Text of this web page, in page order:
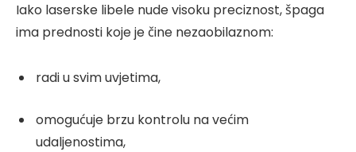
Iako laserske libele nude visoku preciznost, špaga
ima prednosti koje je čine nezaobilaznom:
radi u svim uvjetima,
omogućuje brzu kontrolu na većim
udaljenostima,